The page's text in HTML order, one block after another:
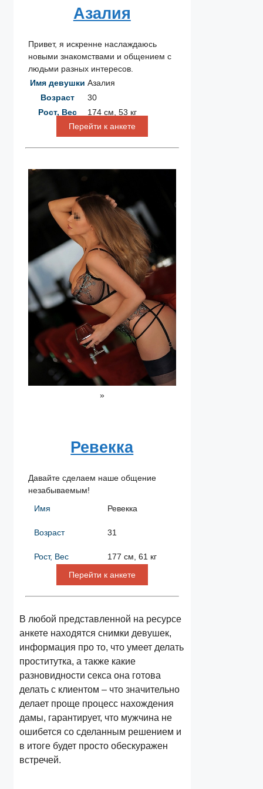
Азалия
Привет, я искренне наслаждаюсь
новыми знакомствами и общением с
людьми разных интересов.
Имя девушки Азалия
Возраст
30
Рост, Вес
174 см, 53 кг
Перейти к анкете
»
Ревекка
Давайте сделаем наше общение
незабываемым!
Имя
Ревекка
Возраст 31
Рост, Вес
177 см, 61 кг
Перейти к анкете
В любой представленной на ресурсе
анкете находятся снимки девушек,
информация про то, что умеет делать
проститутка, а также какие
разновидности секса она готова
делать с клиентом – что значительно
делает проще процесс нахождения
дамы, гарантирует, что мужчина не
ошибется со сделанным решением и
в итоге будет просто обескуражен
встречей.